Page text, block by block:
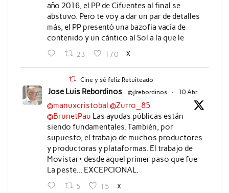
año 2016, el PP de Cifuentes al final se
abstuvo. Pero te voy a dar un par de detalles
más, el PP presentó una bazofia vacía de
contenido y un cántico al Sol a la que le
23 170 X
Cine y sé feliz Retuiteado
Jose Luis Rebordinos @jlrebordinos · 10 Abr
@manuxcristobal @Zurro_85
@BrunetPau Las ayudas públicas están
siendo fundamentales. También, por
supuesto, el trabajo de muchos productores
y productoras y plataformas. El trabajo de
Movistar+ desde aquel primer paso que fue
La peste... EXCEPCIONAL.
5 15 X